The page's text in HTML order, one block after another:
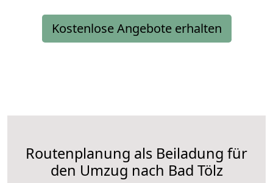
Kostenlose Angebote erhalten
Routenplanung als Beiladung für
den Umzug nach Bad Tölz